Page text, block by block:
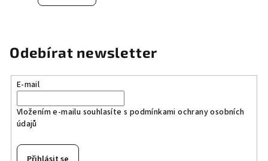
Odebírat newsletter
E-mail
Vložením e-mailu souhlasíte s podmínkami ochrany osobních
údajů